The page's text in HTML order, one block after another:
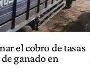
el cobro de tasas
ganado en